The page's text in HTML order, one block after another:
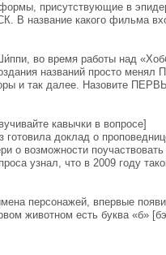
присутствующие в
В название какого фильма
во время работы над
названий просто
и так далее. Назовите
кавычки в вопросе]
доклад о
о возможности
узнал, что в 2009 году
персонажей, впервые
животном есть буква «б»